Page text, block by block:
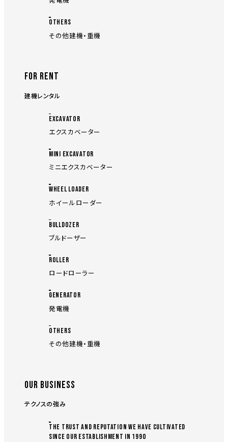
OTHERS
その他建機・重機
FOR RENT
建機レンタル
EXCAVATOR
エクスカベーター
MINI EXCAVATOR
ミニエクスカベーター
WHEEL LOADER
ホイールローダー
BULLDOZER
ブルドーザー
ROLLER
ロードローラー
GENERATOR
発電機
OTHERS
その他建機・重機
OUR BUSINESS
テクノスの強み
THE TRUST AND REPUTATION WE HAVE CULTIVATED
SINCE OUR ESTABLISHMENT IN 1990